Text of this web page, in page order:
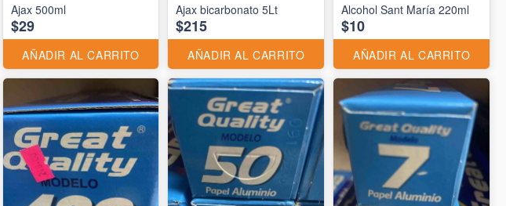
Ajax 500ml
$29
AÑADIR AL CARRITO
Ajax bicarbonato 5Lt
$215
AÑADIR AL CARRITO
Alcohol Sant María 220ml
$10
AÑADIR AL CARRITO